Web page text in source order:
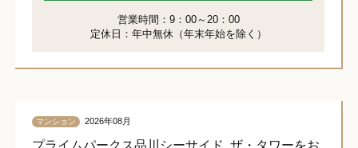
営業時間：9：00～20：00
定休日：年中無休（年末年始を除く）
マンション 2026年08月